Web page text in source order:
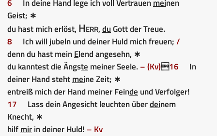
6
In deine Hand lege ich voll Vertrauenmeinen
Geist; ∗
du hast mich erlöst, Herr,duGott der Treue.
8
Ich will jubeln und deiner Huld mich freuen;/
denn du hast meinElend angesehn, ∗
du kanntest die Ängste meiner Seele. – (Kv)16
In
deiner Hand stehtmeine Zeit; ∗
entreiß mich der Hand meiner Feinde und Verfolger!
17
Lass dein Angesicht leuchten überdeinem
Knecht, ∗
hilfmirin deiner Huld! – Kv